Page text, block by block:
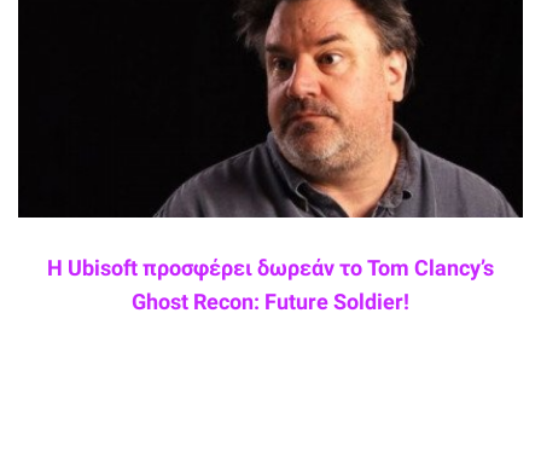
Η Ubisoft προσφέρει δωρεάν το Tom Clancy’s
Ghost Recon: Future Soldier!